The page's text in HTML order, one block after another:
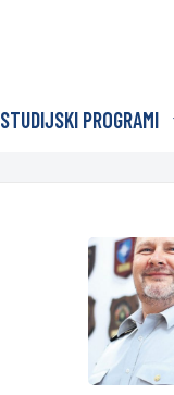
STUDIJSKI PROGRAMI